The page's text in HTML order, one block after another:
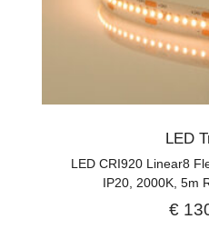
LED
LED CRI920 Linear8
IP20, 2000K, 5m
€